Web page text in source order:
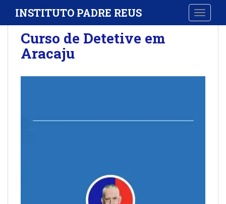
i
INSTITUTO PADRE REUS
Curso de Detetive em
Aracaju